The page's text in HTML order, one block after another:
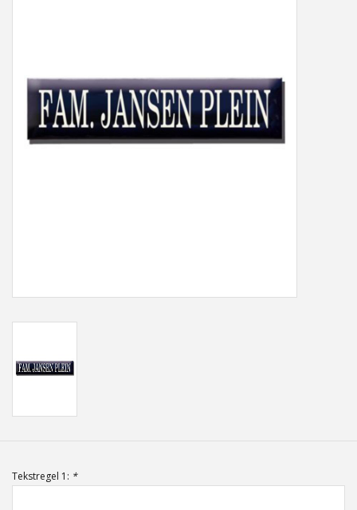
Brievenbussen
Freesletters
Portfolio
kleuren en lettertypes
Tekstregel 1: *